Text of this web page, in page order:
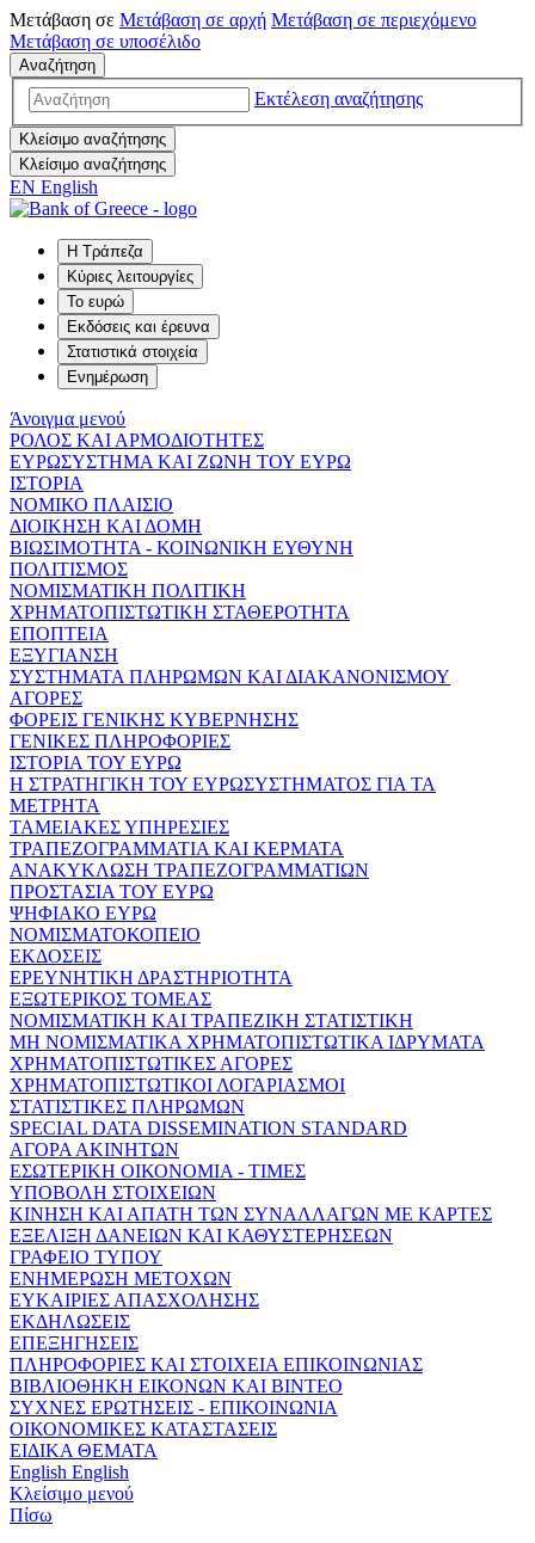
Μετάβαση σε Μετάβαση σε αρχή Μετάβαση σε περιεχόμενο
Μετάβαση σε υποσέλιδο
Αναζήτηση
Εκτέλεση αναζήτησης
Κλείσιμο αναζήτησης
Κλείσιμο αναζήτησης
EN English
Η Τράπεζα
Κύριες λειτουργίες
Το ευρώ
Εκδόσεις και έρευνα
Στατιστικά στοιχεία
Ενημέρωση
Άνοιγμα μενού
ΡΟΛΟΣ ΚΑΙ ΑΡΜΟΔΙΟΤΗΤΕΣ
ΕΥΡΩΣΥΣΤΗΜΑ ΚΑΙ ΖΩΝΗ ΤΟΥ ΕΥΡΩ
ΙΣΤΟΡΙΑ
ΝΟΜΙΚΟ ΠΛΑΙΣΙΟ
ΔΙΟΙΚΗΣΗ ΚΑΙ ΔΟΜΗ
ΒΙΩΣΙΜΟΤΗΤΑ - ΚΟΙΝΩΝΙΚΗ ΕΥΘΥΝΗ
ΠΟΛΙΤΙΣΜΟΣ
ΝΟΜΙΣΜΑΤΙΚΗ ΠΟΛΙΤΙΚΗ
ΧΡΗΜΑΤΟΠΙΣΤΩΤΙΚΗ ΣΤΑΘΕΡΟΤΗΤΑ
ΕΠΟΠΤΕΙΑ
ΕΞΥΓΙΑΝΣΗ
ΣΥΣΤΗΜΑΤΑ ΠΛΗΡΩΜΩΝ ΚΑΙ ΔΙΑΚΑΝΟΝΙΣΜΟΥ
ΑΓΟΡΕΣ
ΦΟΡΕΙΣ ΓΕΝΙΚΗΣ ΚΥΒΕΡΝΗΣΗΣ
ΓΕΝΙΚΕΣ ΠΛΗΡΟΦΟΡΙΕΣ
ΙΣΤΟΡΙΑ ΤΟΥ ΕΥΡΩ
Η ΣΤΡΑΤΗΓΙΚΗ ΤΟΥ ΕΥΡΩΣΥΣΤΗΜΑΤΟΣ ΓΙΑ ΤΑ
ΜΕΤΡΗΤΑ
ΤΑΜΕΙΑΚΕΣ ΥΠΗΡΕΣΙΕΣ
ΤΡΑΠΕΖΟΓΡΑΜΜΑΤΙΑ ΚΑΙ ΚΕΡΜΑΤΑ
ΑΝΑΚΥΚΛΩΣΗ ΤΡΑΠΕΖΟΓΡΑΜΜΑΤΙΩΝ
ΠΡΟΣΤΑΣΙΑ ΤΟΥ ΕΥΡΩ
ΨΗΦΙΑΚΟ ΕΥΡΩ
ΝΟΜΙΣΜΑΤΟΚΟΠΕΙΟ
ΕΚΔΟΣΕΙΣ
ΕΡΕΥΝΗΤΙΚΗ ΔΡΑΣΤΗΡΙΟΤΗΤΑ
ΕΞΩΤΕΡΙΚΟΣ ΤΟΜΕΑΣ
ΝΟΜΙΣΜΑΤΙΚΗ ΚΑΙ ΤΡΑΠΕΖΙΚΗ ΣΤΑΤΙΣΤΙΚΗ
ΜΗ ΝΟΜΙΣΜΑΤΙΚΑ ΧΡΗΜΑΤΟΠΙΣΤΩΤΙΚΑ ΙΔΡΥΜΑΤΑ
ΧΡΗΜΑΤΟΠΙΣΤΩΤΙΚΕΣ ΑΓΟΡΕΣ
ΧΡΗΜΑΤΟΠΙΣΤΩΤΙΚΟΙ ΛΟΓΑΡΙΑΣΜΟΙ
ΣΤΑΤΙΣΤΙΚΕΣ ΠΛΗΡΩΜΩΝ
SPECIAL DATA DISSEMINATION STANDARD
ΑΓΟΡΑ ΑΚΙΝΗΤΩΝ
ΕΣΩΤΕΡΙΚΗ ΟΙΚΟΝΟΜΙΑ - ΤΙΜΕΣ
ΥΠΟΒΟΛΗ ΣΤΟΙΧΕΙΩΝ
ΚΙΝΗΣΗ ΚΑΙ ΑΠΑΤΗ ΤΩΝ ΣΥΝΑΛΛΑΓΩΝ ΜΕ ΚΑΡΤΕΣ
ΕΞΕΛΙΞΗ ΔΑΝΕΙΩΝ ΚΑΙ ΚΑΘΥΣΤΕΡΗΣΕΩΝ
ΓΡΑΦΕΙΟ ΤΥΠΟΥ
ΕΝΗΜΕΡΩΣΗ ΜΕΤΟΧΩΝ
ΕΥΚΑΙΡΙΕΣ ΑΠΑΣΧΟΛΗΣΗΣ
ΕΚΔΗΛΩΣΕΙΣ
ΕΠΕΞΗΓΗΣΕΙΣ
ΠΛΗΡΟΦΟΡΙΕΣ ΚΑΙ ΣΤΟΙΧΕΙΑ ΕΠΙΚΟΙΝΩΝΙΑΣ
ΒΙΒΛΙΟΘΗΚΗ ΕΙΚΟΝΩΝ ΚΑΙ ΒΙΝΤΕΟ
ΣΥΧΝΕΣ ΕΡΩΤΗΣΕΙΣ - ΕΠΙΚΟΙΝΩΝΙΑ
ΟΙΚΟΝΟΜΙΚΕΣ ΚΑΤΑΣΤΑΣΕΙΣ
ΕΙΔΙΚΑ ΘΕΜΑΤΑ
English English
Κλείσιμο μενού
Πίσω